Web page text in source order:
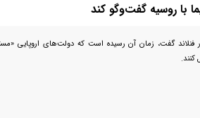
با روسیه گفت‌و‌گو کند
فنلاند گفت، زمان آن رسیده است که دولت‌های اروپایی
کنند.